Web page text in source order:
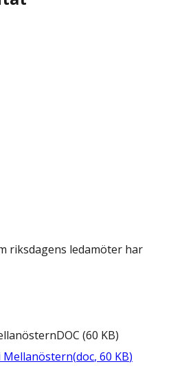
riksdagens ledamöter har
DOC (60 KB)
(doc, 60 KB)